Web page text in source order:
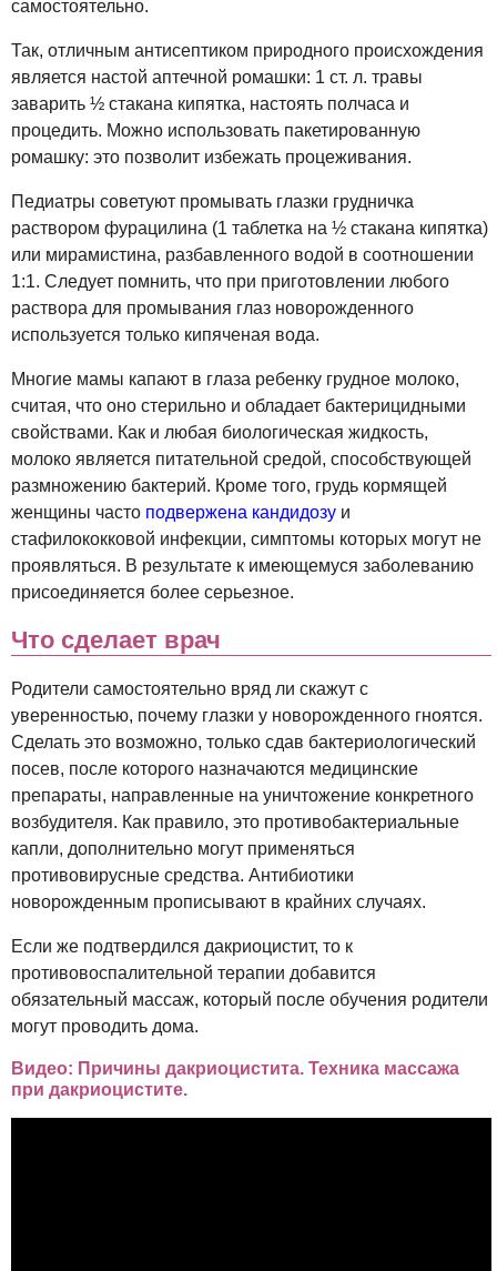
самостоятельно.
Так, отличным антисептиком природного происхождения
является настой аптечной ромашки: 1 ст. л. травы
заварить ½ стакана кипятка, настоять полчаса и
процедить. Можно использовать пакетированную
ромашку: это позволит избежать процеживания.
Педиатры советуют промывать глазки грудничка
раствором фурацилина (1 таблетка на ½ стакана кипятка)
или мирамистина, разбавленного водой в соотношении
1:1. Следует помнить, что при приготовлении любого
раствора для промывания глаз новорожденного
используется только кипяченая вода.
Многие мамы капают в глаза ребенку грудное молоко,
считая, что оно стерильно и обладает бактерицидными
свойствами. Как и любая биологическая жидкость,
молоко является питательной средой, способствующей
размножению бактерий. Кроме того, грудь кормящей
женщины часто подвержена кандидозу и
стафилококковой инфекции, симптомы которых могут не
проявляться. В результате к имеющемуся заболеванию
присоединяется более серьезное.
Что сделает врач
Родители самостоятельно вряд ли скажут с
уверенностью, почему глазки у новорожденного гноятся.
Сделать это возможно, только сдав бактериологический
посев, после которого назначаются медицинские
препараты, направленные на уничтожение конкретного
возбудителя. Как правило, это противобактериальные
капли, дополнительно могут применяться
противовирусные средства. Антибиотики
новорожденным прописывают в крайних случаях.
Если же подтвердился дакриоцистит, то к
противовоспалительной терапии добавится
обязательный массаж, который после обучения родители
могут проводить дома.
Видео: Причины дакриоцистита. Техника массажа
при дакриоцистите.